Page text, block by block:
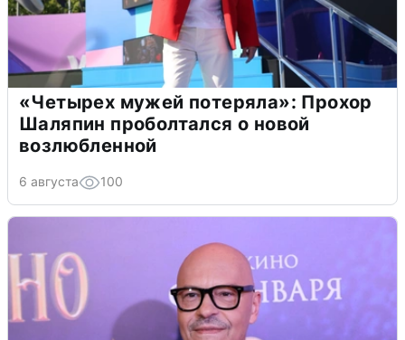
«Четырех мужей потеряла»: Прохор
Шаляпин проболтался о новой
возлюбленной
6 августа 100